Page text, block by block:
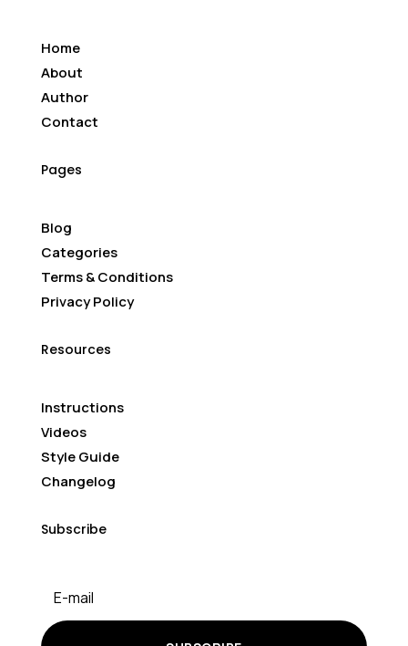
Home
About
Author
Contact
Pages
Blog
Categories
Terms & Conditions
Privacy Policy
Resources
Instructions
Videos
Style Guide
Changelog
Subscribe